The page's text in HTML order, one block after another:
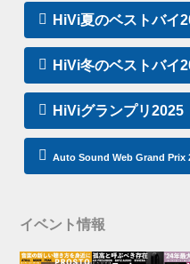
HiVi夏のベストバイ
HiVi冬のベストバイ
HiViグランプリ2025
Auto Sound Web Grand Prix
イベント情報